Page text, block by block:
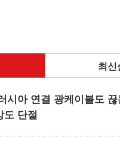
최신
시아 연결 광케이블도 끊
도 단절